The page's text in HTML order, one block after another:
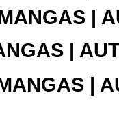
|
|
|